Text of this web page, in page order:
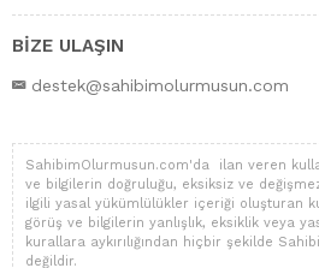
BİZE ULAŞIN
destek@sahibimolurmusun.com
SahibimOlurmusun.com'da ilan veren
ve bilgilerin doğruluğu, eksiksiz ve
ilgili yasal yükümlülükler içeriği oluşturan
görüş ve bilgilerin yanlışlık, eksiklik veya
kurallara aykırılığından hiçbir şekilde
değildir.